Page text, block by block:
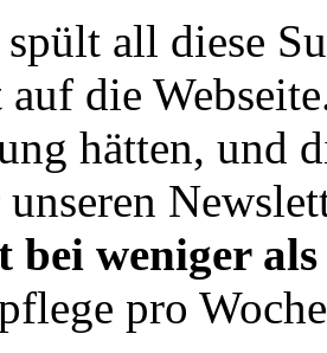
all diese
die
hätten, und
bei weniger
pro